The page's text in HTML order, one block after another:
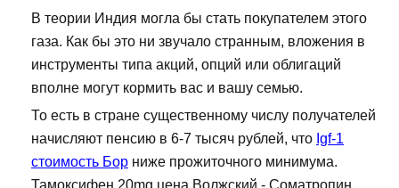
В теории Индия могла бы стать покупателем этого
газа. Как бы это ни звучало странным, вложения в
инструменты типа акций, опций или облигаций
вполне могут кормить вас и вашу семью.
То есть в стране существенному числу получателей
начисляют пенсию в 6-7 тысяч рублей, что Igf-1
стоимость Бор ниже прожиточного минимума.
Тамоксифен 20mg цена Волжский - Cоматропин